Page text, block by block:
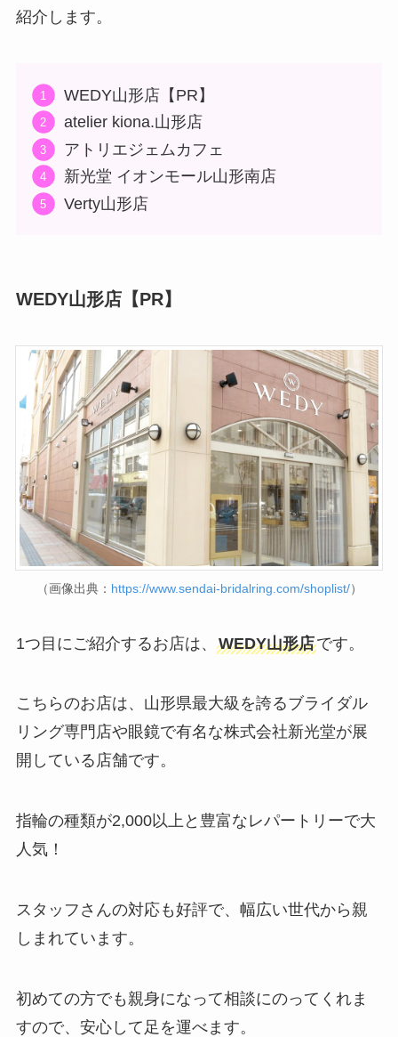
紹介します。
WEDY山形店【PR】
atelier kiona.山形店
アトリエジェムカフェ
新光堂 イオンモール山形南店
Verty山形店
WEDY山形店【PR】
（画像出典： https://www.sendai-bridalring.com/shoplist/）
1つ目にご紹介するお店は、 WEDY山形店です。
こちらのお店は、山形県最大級を誇るブライダル
リング専門店や眼鏡で有名な株式会社新光堂が展
開している店舗です。
指輪の種類が2,000以上と豊富なレパートリーで大
人気！
スタッフさんの対応も好評で、幅広い世代から親
しまれています。
初めての方でも親身になって相談にのってくれま
すので、安心して足を運べます。